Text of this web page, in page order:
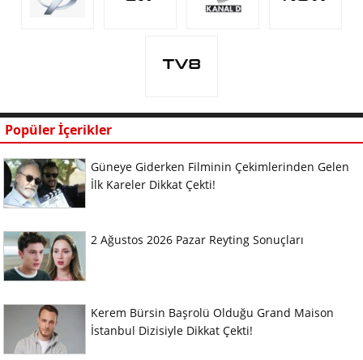
Popüler İçerikler
Güneye Giderken Filminin Çekimlerinden Gelen
İlk Kareler Dikkat Çekti!
2 Ağustos 2026 Pazar Reyting Sonuçları
Kerem Bürsin Başrolü Olduğu Grand Maison
İstanbul Dizisiyle Dikkat Çekti!